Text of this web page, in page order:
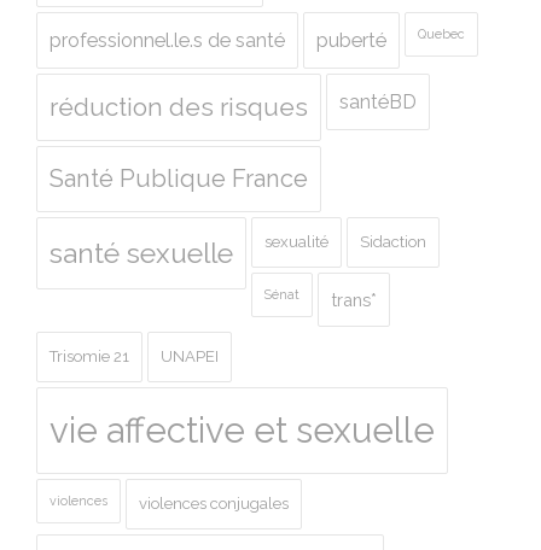
professionnel.le.s de santé puberté Quebec
réduction des risques santéBD
Santé Publique France
santé sexuelle sexualité Sidaction
Sénat trans*
Trisomie 21 UNAPEI
vie affective et sexuelle
violences violences conjugales